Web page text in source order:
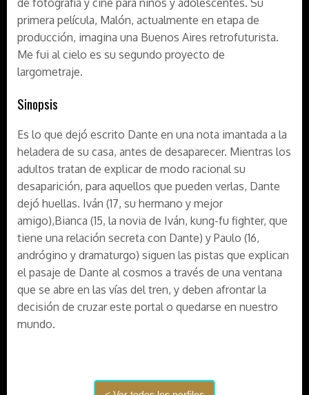
de fotografía y cine para niños y adolescentes. Su
primera película, Malón, actualmente en etapa de
producción, imagina una Buenos Aires retrofuturista.
Me fui al cielo es su segundo proyecto de
largometraje.
Sinopsis
Es lo que dejó escrito Dante en una nota imantada a la
heladera de su casa, antes de desaparecer. Mientras los
adultos tratan de explicar de modo racional su
desaparición, para aquellos que pueden verlas, Dante
dejó huellas. Iván (17, su hermano y mejor
amigo),Bianca (15, la novia de Iván, kung-fu fighter, que
tiene una relación secreta con Dante) y Paulo (16,
andrógino y dramaturgo) siguen las pistas que explican
el pasaje de Dante al cosmos a través de una ventana
que se abre en las vías del tren, y deben afrontar la
decisión de cruzar este portal o quedarse en nuestro
mundo.